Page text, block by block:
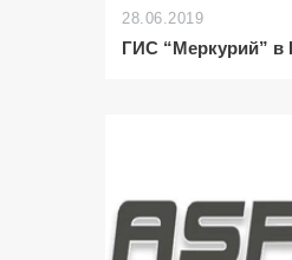
28.06.2019
ГИС “Меркурий” в